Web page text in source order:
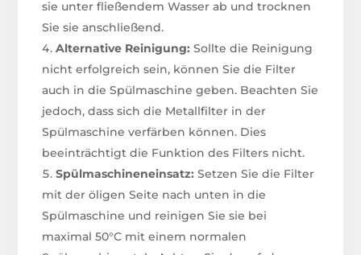
sie unter fließendem Wasser ab und trocknen
Sie sie anschließend.
Alternative Reinigung: Sollte die Reinigung
nicht erfolgreich sein, können Sie die Filter
auch in die Spülmaschine geben. Beachten Sie
jedoch, dass sich die Metallfilter in der
Spülmaschine verfärben können. Dies
beeinträchtigt die Funktion des Filters nicht.
Spülmaschineneinsatz: Setzen Sie die Filter
mit der öligen Seite nach unten in die
Spülmaschine und reinigen Sie sie bei
maximal 50°C mit einem normalen